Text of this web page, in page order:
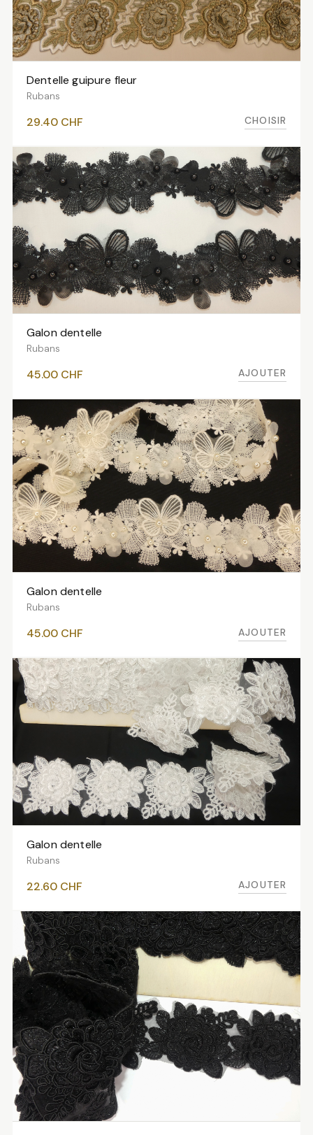
VOIR LES VARIANTES
Dentelle guipure fleur
Rubans
29.40 CHF CHOISIR
Galon dentelle
Rubans
45.00 CHF AJOUTER
Galon dentelle
Rubans
45.00 CHF AJOUTER
Galon dentelle
Rubans
22.60 CHF AJOUTER